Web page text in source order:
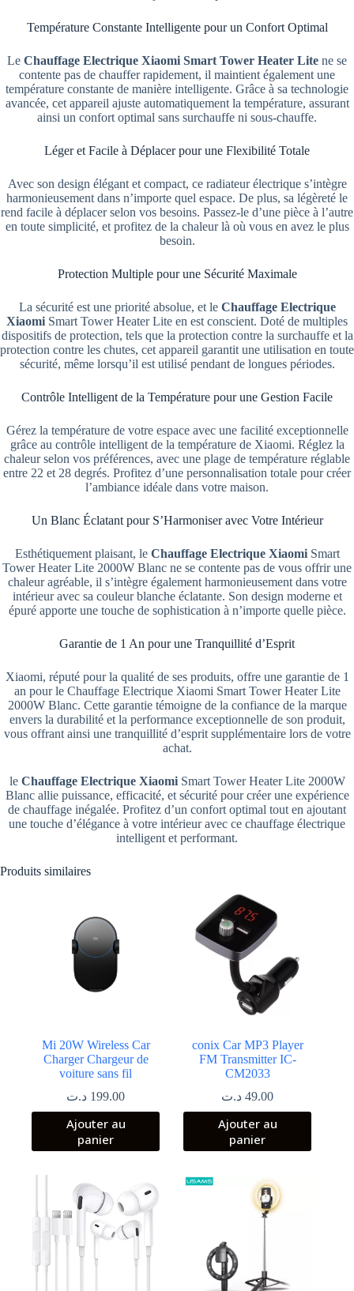
Température Constante Intelligente pour un Confort Optimal
Le Chauffage Electrique Xiaomi Smart Tower Heater Lite ne se
contente pas de chauffer rapidement, il maintient également une
température constante de manière intelligente. Grâce à sa technologie
avancée, cet appareil ajuste automatiquement la température, assurant
ainsi un confort optimal sans surchauffe ni sous-chauffe.
Léger et Facile à Déplacer pour une Flexibilité Totale
Avec son design élégant et compact, ce radiateur électrique s’intègre
harmonieusement dans n’importe quel espace. De plus, sa légèreté le
rend facile à déplacer selon vos besoins. Passez-le d’une pièce à l’autre
en toute simplicité, et profitez de la chaleur là où vous en avez le plus
besoin.
Protection Multiple pour une Sécurité Maximale
La sécurité est une priorité absolue, et le Chauffage Electrique
Xiaomi Smart Tower Heater Lite en est conscient. Doté de multiples
dispositifs de protection, tels que la protection contre la surchauffe et la
protection contre les chutes, cet appareil garantit une utilisation en toute
sécurité, même lorsqu’il est utilisé pendant de longues périodes.
Contrôle Intelligent de la Température pour une Gestion Facile
Gérez la température de votre espace avec une facilité exceptionnelle
grâce au contrôle intelligent de la température de Xiaomi. Réglez la
chaleur selon vos préférences, avec une plage de température réglable
entre 22 et 28 degrés. Profitez d’une personnalisation totale pour créer
l’ambiance idéale dans votre maison.
Un Blanc Éclatant pour S’Harmoniser avec Votre Intérieur
Esthétiquement plaisant, le Chauffage Electrique XiaomiSmart
Tower Heater Lite 2000W Blanc ne se contente pas de vous offrir une
chaleur agréable, il s’intègre également harmonieusement dans votre
intérieur avec sa couleur blanche éclatante. Son design moderne et
épuré apporte une touche de sophistication à n’importe quelle pièce.
Garantie de 1 An pour une Tranquillité d’Esprit
Xiaomi, réputé pour la qualité de ses produits, offre une garantie de 1
an pour le Chauffage Electrique Xiaomi Smart Tower Heater Lite
2000W Blanc. Cette garantie témoigne de la confiance de la marque
envers la durabilité et la performance exceptionnelle de son produit,
vous offrant ainsi une tranquillité d’esprit supplémentaire lors de votre
achat.
le Chauffage Electrique XiaomiSmart Tower Heater Lite 2000W
Blanc allie puissance, efficacité, et sécurité pour créer une expérience
de chauffage inégalée. Profitez d’un confort optimal tout en ajoutant
une touche d’élégance à votre intérieur avec ce chauffage électrique
intelligent et performant.
Produits similaires
Mi 20W Wireless Car
Charger Chargeur de
voiture sans fil
199.00 د.ت
Ajouter au
panier
conix Car MP3 Player
FM Transmitter IC-
CM2033
49.00 د.ت
Ajouter au
panier